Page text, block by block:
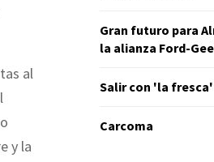
al
y la
Gran futuro para
la alianza Ford-
Salir con 'la fresca'
Carcoma